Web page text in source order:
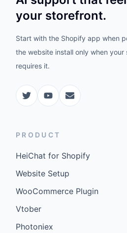
HeiChat for Shopify
Website Setup
WooCommerce Plugin
Vtober
COMPANY
Pricing
FAQ